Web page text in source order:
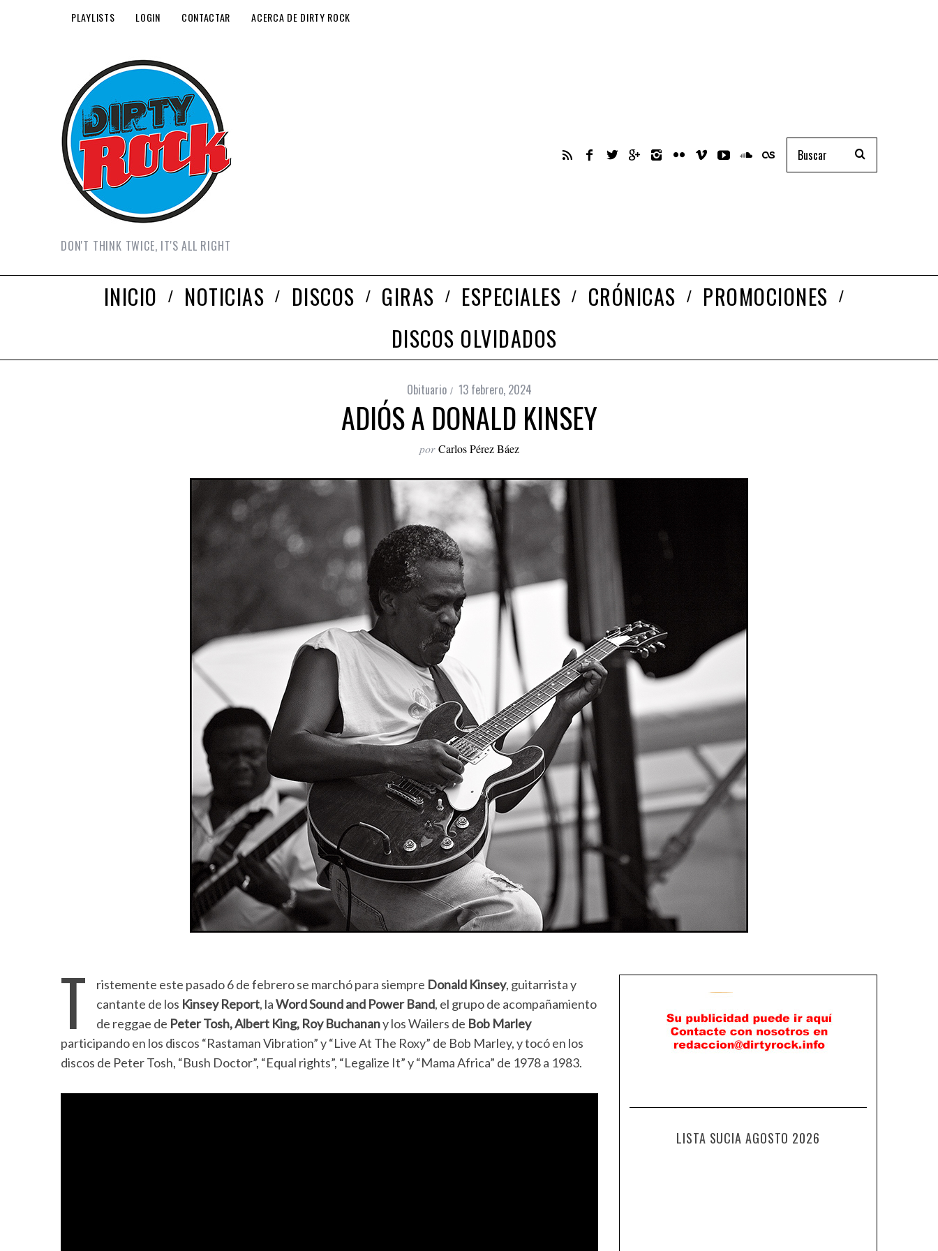
PLAYLISTS LOGIN CONTACTAR ACERCA DE DIRTY ROCK
DON'T THINK TWICE, IT'S ALL RIGHT
INICIO NOTICIAS DISCOS GIRAS ESPECIALES CRÓNICAS
PROMOCIONES
DISCOS OLVIDADOS
Obituario 13 febrero, 2024
ADIÓS A DONALD KINSEY
por Carlos Pérez Báez
T ristemente este pasado 6 de febrero se marchó para siempre Donald Kinsey, guitarrista y
cantante de los Kinsey Report, laWord Sound and Power Band, el grupo de acompañamiento
de reggae de Peter Tosh, Albert King, Roy Buchanany los Wailers de Bob Marley
participando en los discos “Rastaman Vibration” y “Live At The Roxy” de Bob Marley, y tocó en los
discos de Peter Tosh, “Bush Doctor”, “Equal rights”, “Legalize It” y “Mama Africa” de 1978 a 1983.
LISTA SUCIA AGOSTO 2026